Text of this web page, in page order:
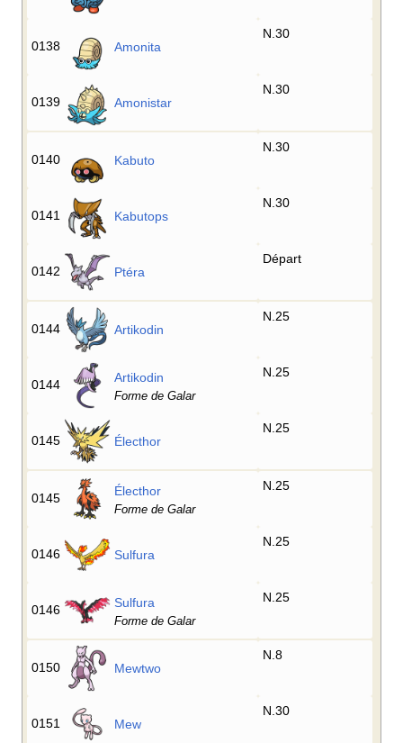
0138 Amonita
N.30
0139 Amonistar
N.30
0140 Kabuto
N.30
0141 Kabutops
N.30
0142 Ptéra
Départ
0144 Artikodin
N.25
0144 Artikodin
Forme de Galar
N.25
0145 Électhor
N.25
0145 Électhor
Forme de Galar
N.25
0146 Sulfura
N.25
0146 Sulfura
Forme de Galar
N.25
0150 Mewtwo
N.8
0151 Mew
N.30